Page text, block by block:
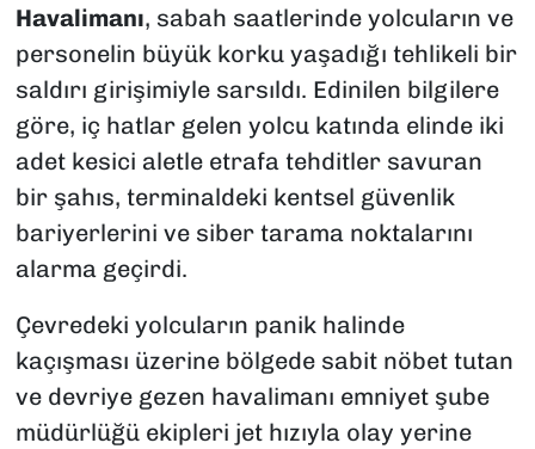
Havalimanı, sabah saatlerinde yolcuların ve
personelin büyük korku yaşadığı tehlikeli bir
saldırı girişimiyle sarsıldı. Edinilen bilgilere
göre, iç hatlar gelen yolcu katında elinde iki
adet kesici aletle etrafa tehditler savuran
bir şahıs, terminaldeki kentsel güvenlik
bariyerlerini ve siber tarama noktalarını
alarma geçirdi.
Çevredeki yolcuların panik halinde
kaçışması üzerine bölgede sabit nöbet tutan
ve devriye gezen havalimanı emniyet şube
müdürlüğü ekipleri jet hızıyla olay yerine